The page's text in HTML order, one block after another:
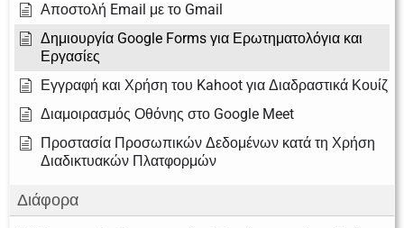
Αποστολή Email με το Gmail
Δημιουργία Google Forms για Ερωτηματολόγια και
Εργασίες
Εγγραφή και Χρήση του Kahoot για Διαδραστικά Κουίζ
Διαμοιρασμός Οθόνης στο Google Meet
Προστασία Προσωπικών Δεδομένων κατά τη Χρήση
Διαδικτυακών Πλατφορμών
Διάφορα